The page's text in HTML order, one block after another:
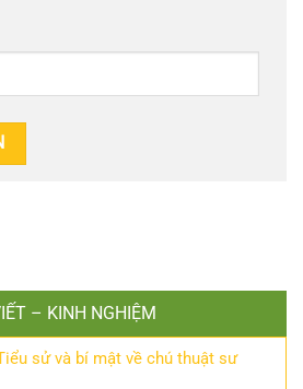
– KINH NGHIỆM
sử và bí mật về chú thuật sư